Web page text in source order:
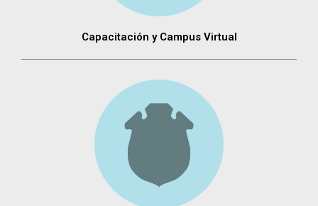
Capacitación y Campus Virtual